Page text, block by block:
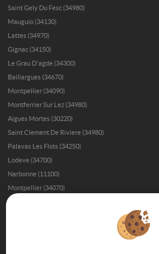
Saint Gely Du Fesc (34980)
Mauguio (34130)
Lattes (34970)
Gignac (34150)
Le Grau D'agde (34300)
Baillargues (34670)
Montpellier (34090)
Montferrier Sur Lez (34980)
Aigues Mortes (30220)
Saint Clement De Riviere (34980)
Palavas Les Flots (34250)
Lodeve (34700)
Narbonne (11100)
Montpellier (34070)